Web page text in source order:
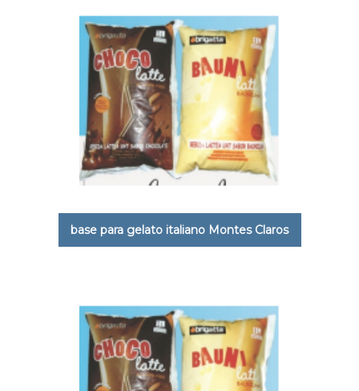
base para gelato italiano Montes Claros